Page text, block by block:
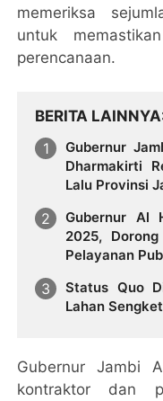
memeriksa
untuk
perencanaan.
BERITA LAINNYA
Gubernur
Dharmakirti Rekam Jejak Peradaban Masa
Lalu Provinsi
Gubernur Al
2025,
Pelayanan
Status Quo
Lahan
Gubernur Jambi
kontraktor dan